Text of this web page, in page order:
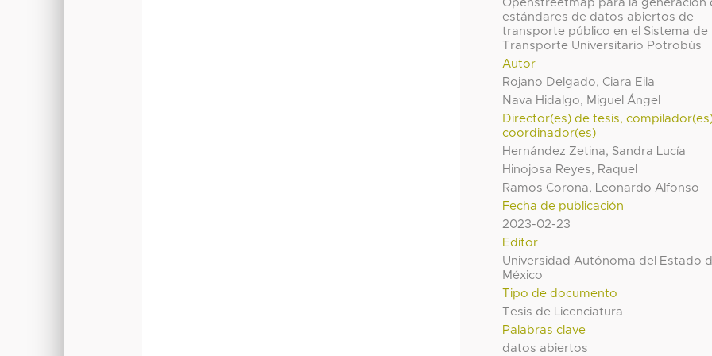
Openstreetmap para la generación
estándares de datos abiertos de
transporte público en el Sistema de
Transporte Universitario Potrobús
Autor
Rojano Delgado, Ciara Eila
Nava Hidalgo, Miguel Ángel
Director(es) de tesis,
coordinador(es)
Hernández Zetina, Sandra Lucía
Hinojosa Reyes, Raquel
Ramos Corona, Leonardo Alfonso
Fecha de publicación
2023-02-23
Editor
Universidad Autónoma del Estado
México
Tipo de documento
Tesis de Licenciatura
Palabras clave
datos abiertos